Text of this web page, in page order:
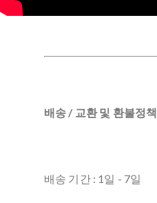
배송 / 교환 및 환불정책
배송 기간 : 1일 - 7일